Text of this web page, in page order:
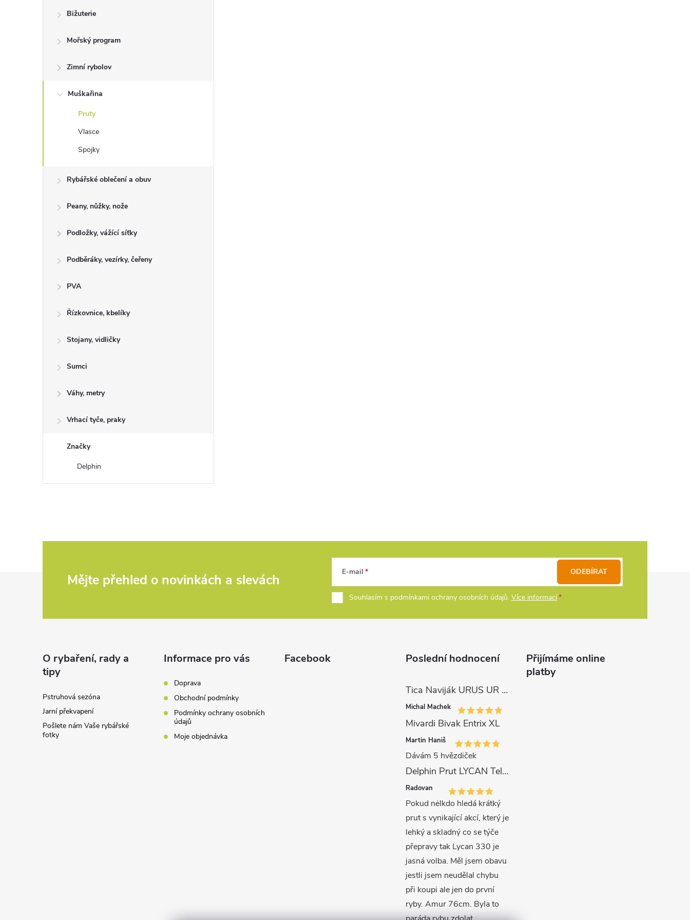
Bižuterie
Mořský program
Zimní rybolov
Muškařina
Pruty
Vlasce
Spojky
Rybářské oblečení a obuv
Peany, nůžky, nože
Podložky, vážící síťky
Podběráky, vezírky, čeřeny
PVA
Řízkovnice, kbelíky
Stojany, vidličky
Sumci
Váhy, metry
Vrhací tyče, praky
Značky
Delphin
Mějte přehled o novinkách a slevách E-mail
Souhlasím s podmínkami ochrany osobních údajů. Více informací
ODEBÍRAT
O rybaření, rady a
tipy
Pstruhová sezóna
Jarní překvapení
Pošlete nám Vaše rybářské
fotky
Informace pro vás
Doprava
Obchodní podmínky
Podmínky ochrany osobních
údajů
Moje objednávka
Facebook Poslední hodnocení
Tica Naviják URUS UR 4000
Michal Machek
Mivardi Bivak Entrix XL
Martin Haniš
Dávám 5 hvězdiček
Delphin Prut LYCAN TeleFEEDER + 3 špičky 3 m, 80 g
Radovan
Pokud nėlkdo hledá krátký
prut s vynikající akcí, který je
lehký a skladný co se týče
přepravy tak Lycan 330 je
jasná volba. Měl jsem obavu
jestli jsem neudělal chybu
při koupi ale jen do první
ryby. Amur 76cm. Byla to
Přijímáme online
platby